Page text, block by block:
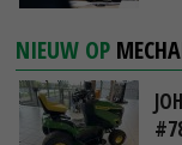
NIEUW OP